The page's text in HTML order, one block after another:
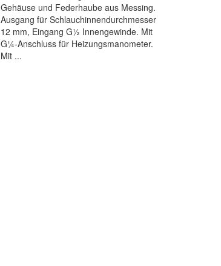
Gehäuse und Federhaube aus Messing.
Ausgang für Schlauchinnendurchmesser
12 mm, Eingang G½ Innengewinde. Mit
G¼-Anschluss für Heizungsmanometer.
Mit ...